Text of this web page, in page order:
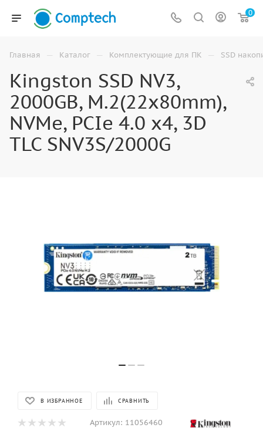
0
Главная — Каталог — Комплектующие для ПК — SSD
Kingston SSD NV3,
2000GB, M.2(22x80mm),
NVMe, PCIe 4.0 x4, 3D
TLC SNV3S/2000G
В ИЗБРАННОЕ СРАВНИТЬ
Артикул: 11056460